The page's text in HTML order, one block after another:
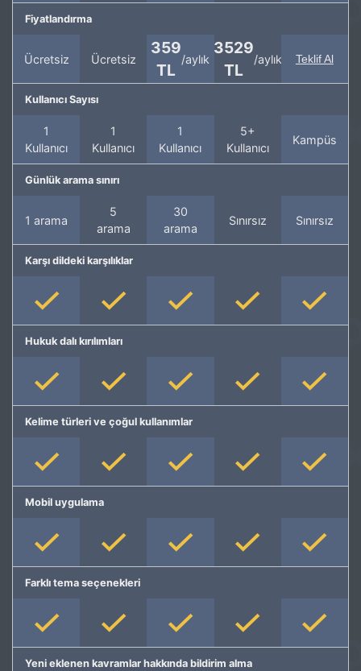
Fiyatlandırma
Ücretsiz Ücretsiz
359
TL
/aylık
3529
TL
/aylık Teklif Al
Kullanıcı Sayısı
1
Kullanıcı
1
Kullanıcı
1
Kullanıcı
5+
Kullanıcı
Kampüs
Günlük arama sınırı
1 arama
5
arama
30
arama
Sınırsız Sınırsız
Karşı dildeki karşılıklar
Hukuk dalı kırılımları
Kelime türleri ve çoğul kullanımlar
Mobil uygulama
Farklı tema seçenekleri
Yeni eklenen kavramlar hakkında bildirim alma